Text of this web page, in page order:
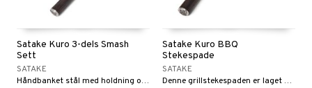
Satake Kuro 3-dels Smash
Sett
SATAKE
Håndbanket stål med holdning og en utrolig lekker design, leveres i stilige svarte trekasser. Alle produktene i serien produseres i samme fabrikk som lager knivene i Kuro-serien.
Satake Kuro BBQ
Stekespade
SATAKE
Denne grillstekespaden er laget av håndbanket stål med mørkt treskaft som utstråler kvalitet og håndverksferdighet. Stansert logo i bladet med det japanske tegnet for "Kuro" som betyr svart og refererer til det vakre, røffe håndbankede stålet.